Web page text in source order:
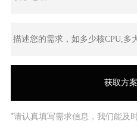
*请认真填写需求信息，我们能及